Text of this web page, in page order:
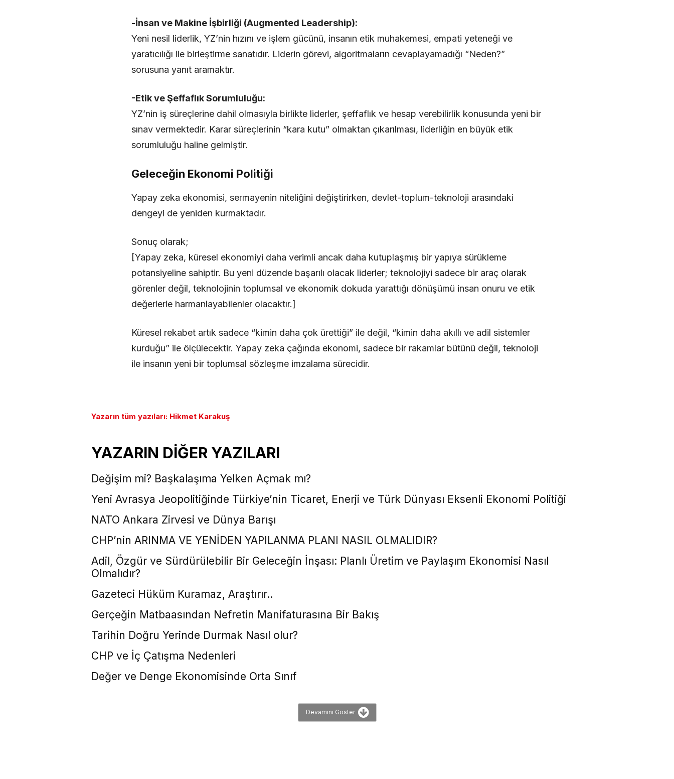
-İnsan ve Makine İşbirliği (Augmented Leadership):
Yeni nesil liderlik, YZ’nin hızını ve işlem gücünü, insanın etik muhakemesi, empati yeteneği ve
yaratıcılığı ile birleştirme sanatıdır. Liderin görevi, algoritmaların cevaplayamadığı “Neden?”
sorusuna yanıt aramaktır.
-Etik ve Şeffaflık Sorumluluğu:
YZ’nin iş süreçlerine dahil olmasıyla birlikte liderler, şeffaflık ve hesap verebilirlik konusunda yeni bir
sınav vermektedir. Karar süreçlerinin “kara kutu” olmaktan çıkarılması, liderliğin en büyük etik
sorumluluğu haline gelmiştir.
Geleceğin Ekonomi Politiği
Yapay zeka ekonomisi, sermayenin niteliğini değiştirirken, devlet-toplum-teknoloji arasındaki
dengeyi de yeniden kurmaktadır.
Sonuç olarak;
[Yapay zeka, küresel ekonomiyi daha verimli ancak daha kutuplaşmış bir yapıya sürükleme
potansiyeline sahiptir. Bu yeni düzende başarılı olacak liderler; teknolojiyi sadece bir araç olarak
görenler değil, teknolojinin toplumsal ve ekonomik dokuda yarattığı dönüşümü insan onuru ve etik
değerlerle harmanlayabilenler olacaktır.]
Küresel rekabet artık sadece “kimin daha çok ürettiği” ile değil, “kimin daha akıllı ve adil sistemler
kurduğu” ile ölçülecektir. Yapay zeka çağında ekonomi, sadece bir rakamlar bütünü değil, teknoloji
ile insanın yeni bir toplumsal sözleşme imzalama sürecidir.
Yazarın tüm yazıları: Hikmet Karakuş
YAZARIN DİĞER YAZILARI
Değişim mi? Başkalaşıma Yelken Açmak mı?
Yeni Avrasya Jeopolitiğinde Türkiye’nin Ticaret, Enerji ve Türk Dünyası Eksenli Ekonomi Politiği
NATO Ankara Zirvesi ve Dünya Barışı
CHP’nin ARINMA VE YENİDEN YAPILANMA PLANI NASIL OLMALIDIR?
Adil, Özgür ve Sürdürülebilir Bir Geleceğin İnşası: Planlı Üretim ve Paylaşım Ekonomisi Nasıl
Olmalıdır?
Gazeteci Hüküm Kuramaz, Araştırır..
Gerçeğin Matbaasından Nefretin Manifaturasına Bir Bakış
Tarihin Doğru Yerinde Durmak Nasıl olur?
CHP ve İç Çatışma Nedenleri
Değer ve Denge Ekonomisinde Orta Sınıf
Devamını Göster